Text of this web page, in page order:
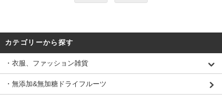
カテゴリーから探す
・衣服、ファッション雑貨
・無添加&無加糖ドライフルーツ